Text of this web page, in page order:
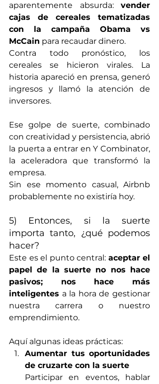
aparentemente absurda: vender
cajas de cereales tematizadas
con la campaña Obama vs
McCain para recaudar dinero.
Contra todo pronóstico, los
cereales se hicieron virales. La
historia apareció en prensa, generó
ingresos y llamó la atención de
inversores.
Ese golpe de suerte, combinado
con creatividad y persistencia, abrió
la puerta a entrar en Y Combinator,
la aceleradora que transformó la
empresa.
Sin ese momento casual, Airbnb
probablemente no existiría hoy.
5) Entonces, si la suerte
importa tanto, ¿qué podemos
hacer?
Este es el punto central: aceptar el
papel de la suerte no nos hace
pasivos; nos hace más
inteligentes a la hora de gestionar
nuestra carrera o nuestro
emprendimiento.
Aquí algunas ideas prácticas:
Aumentar tus oportunidades
de cruzarte con la suerte
Participar en eventos, hablar